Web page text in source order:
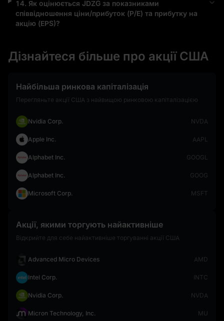
14. Як оцінюється JDZGза показниками
співвідношення ціни/прибуток (P/E) та прибутку на
акцію (EPS)?
Дізнайтеся більше про акції США
Найбільша ринкова капіталізація
Перегляньте акції США з найвищою ринковою капіталізацією
Nvidia Corp. NVDA
Apple Inc. AAPL
Alphabet Inc. GOOGL
Alphabet Inc. GOOG
Microsoft Corp. MSFT
Акції, якими торгують найактивніше
Відкрийте для себе найактивніше торгуванні акції США
Advanced Micro Devices AMD
Intel Corp. INTC
Nvidia Corp. NVDA
Micron Technology, Inc. MU